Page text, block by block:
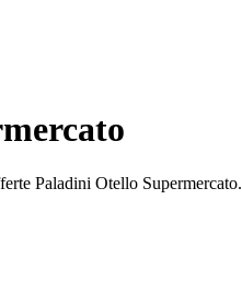
Paladini Otello Supermercato.